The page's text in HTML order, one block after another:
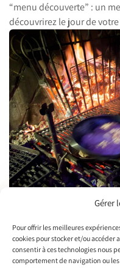
Gérer
Pour offrir les meilleures
cookies pour stocker et/ou accéder
consentir à ces technologies nous
comportement de navigation ou les
“menu découverte” : un
découvrirez le jour de